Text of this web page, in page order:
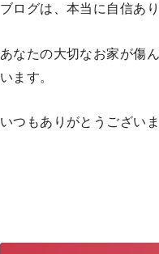
ブログは、本当に自信あ
あなたの大切なお家が傷
います。
いつもありがとうござい